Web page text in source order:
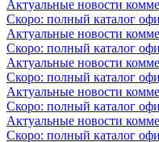
Актуальные новости
Скоро: полный каталог
Актуальные новости
Скоро: полный каталог
Актуальные новости
Скоро: полный каталог
Актуальные новости
Скоро: полный каталог
Актуальные новости
Скоро: полный каталог